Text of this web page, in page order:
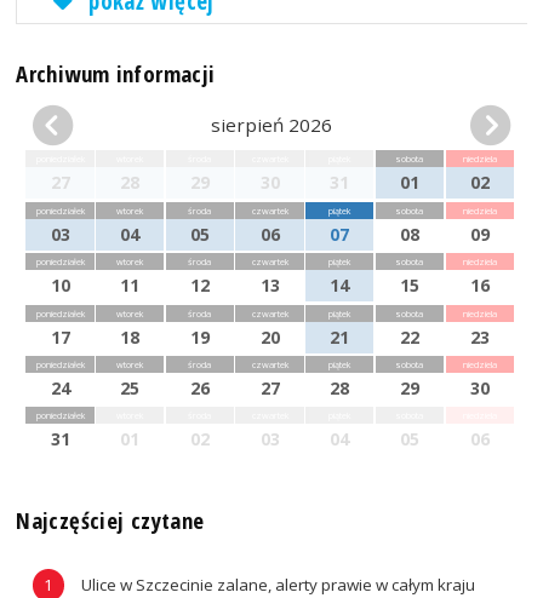
Archiwum informacji
sierpień 2026
27 28 29 30 31
sobota
01
niedziela
02
poniedziałek
03
wtorek
04
środa
05
czwartek
06
piątek
07
sobota
08
niedziela
09
poniedziałek
10
wtorek
11
środa
12
czwartek
13
piątek
14
sobota
15
niedziela
16
poniedziałek
17
wtorek
18
środa
19
czwartek
20
piątek
21
sobota
22
niedziela
23
poniedziałek
24
wtorek
25
środa
26
czwartek
27
piątek
28
sobota
29
niedziela
30
poniedziałek
31 01 02 03 04 05 06
Najczęściej czytane
Ulice w Szczecinie zalane, alerty prawie w całym kraju